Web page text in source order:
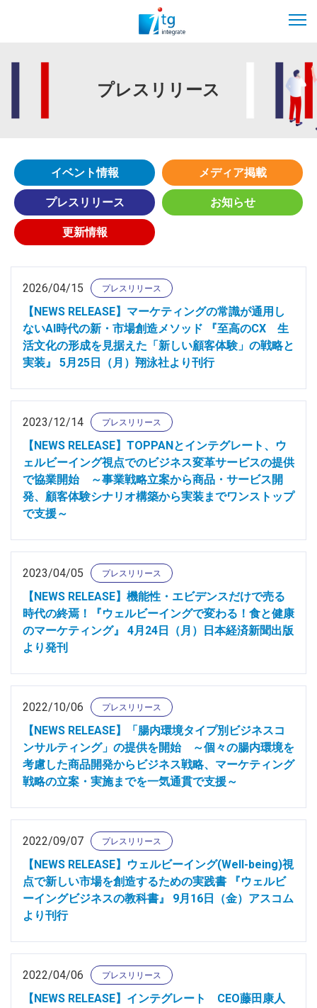
プレスリリース
イベント情報 メディア掲載
プレスリリース お知らせ
更新情報
2026/04/15 プレスリリース
【NEWS RELEASE】マーケティングの常識が通用し
ないAI時代の新・市場創造メソッド 『至高のCX 生
活文化の形成を見据えた「新しい顧客体験」の戦略と
実装』 5月25日（月）翔泳社より刊行
2023/12/14 プレスリリース
【NEWS RELEASE】TOPPANとインテグレート、ウ
ェルビーイング視点でのビジネス変革サービスの提供
で協業開始 ～事業戦略立案から商品・サービス開
発、顧客体験シナリオ構築から実装までワンストップ
で支援～
2023/04/05 プレスリリース
【NEWS RELEASE】機能性・エビデンスだけで売る
時代の終焉！『ウェルビーイングで変わる！食と健康
のマーケティング』 4月24日（月）日本経済新聞出版
より発刊
2022/10/06 プレスリリース
【NEWS RELEASE】「腸内環境タイプ別ビジネスコ
ンサルティング」の提供を開始 ～個々の腸内環境を
考慮した商品開発からビジネス戦略、マーケティング
戦略の立案・実施までを一気通貫で支援～
2022/09/07 プレスリリース
【NEWS RELEASE】ウェルビーイング(Well-being)視
点で新しい市場を創造するための実践書 『ウェルビ
ーイングビジネスの教科書』 9月16日（金）アスコム
より刊行
2022/04/06 プレスリリース
【NEWS RELEASE】インテグレート CEO藤田康人